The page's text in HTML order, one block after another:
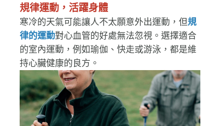
的溫度。
規律運動，活躍身體
寒冷的天氣可能讓人不太願意外出運動，但規
律的運動對心血管的好處無法忽視。選擇適合
的室內運動，例如瑜伽、快走或游泳，都是維
持心臟健康的良方。